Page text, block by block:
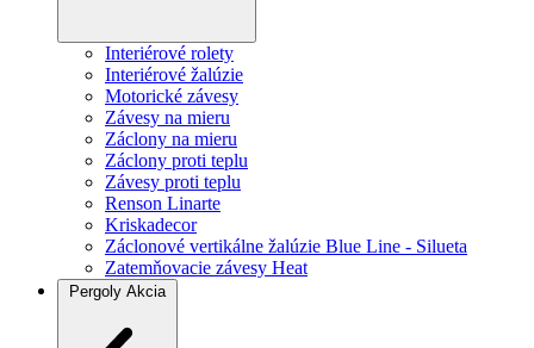
Interiérové rolety
Interiérové žalúzie
Motorické závesy
Závesy na mieru
Záclony na mieru
Záclony proti teplu
Závesy proti teplu
Renson Linarte
Kriskadecor
Záclonové vertikálne žalúzie Blue Line - Silueta
Zatemňovacie závesy Heat
Pergoly Akcia